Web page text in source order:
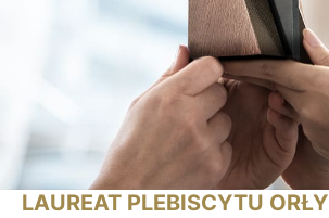
LAUREAT PLEBISCYTU ORŁY